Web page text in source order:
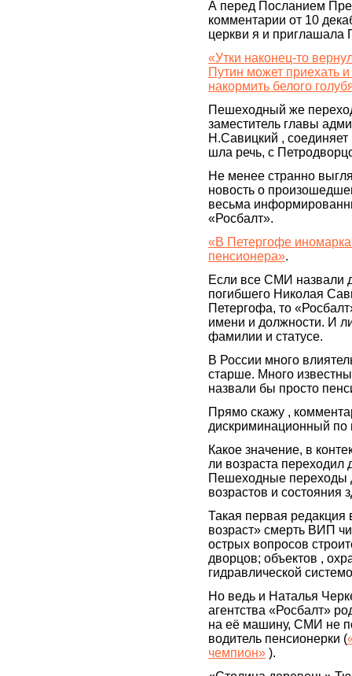
А перед Посланием
комментарии от 10
церкви я и приглашала
«Утки наконец-то
Путин может приехать
накормить белого
Пешеходный же
заместитель главы
Н.Савицкий , соединяет
шла речь, с
Не менее странно
новость о
весьма
«Росбалт».
«В Петергофе
пенсионера».
Если все СМИ назвали
погибшего Николая
Петергофа, то
имени и должности. И
фамилии и статусе.
В России много
старше. Много
назвали бы просто
Прямо скажу ,
дискриминационный по
Какое значение, в
ли возраста переходил
Пешеходные переходы
возрастов и состояния
Такая первая редакция
возраст» смерть ВИП
острых вопросов
дворцов; объектов ,
гидравлической
Но ведь и Наталья
агентства «Росбалт»
на её машину, СМИ не
водитель пенсионерки (
чемпион» ).